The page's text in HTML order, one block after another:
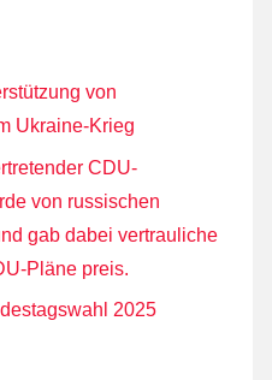
von
Ukraine-Krieg
CDU-
von russischen
gab dabei vertrauliche
Pläne preis.
2025